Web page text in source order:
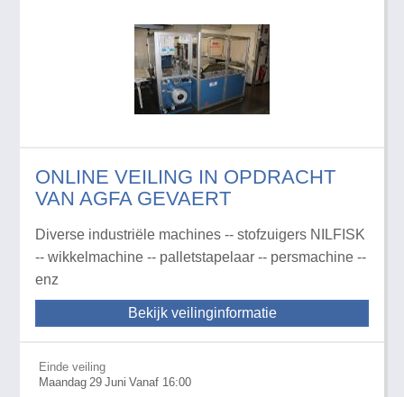
ONLINE VEILING IN OPDRACHT
VAN AGFA GEVAERT
Diverse industriële machines -- stofzuigers NILFISK
-- wikkelmachine -- palletstapelaar -- persmachine --
enz
Bekijk veilinginformatie
Einde veiling
Maandag 29 Juni Vanaf 16:00